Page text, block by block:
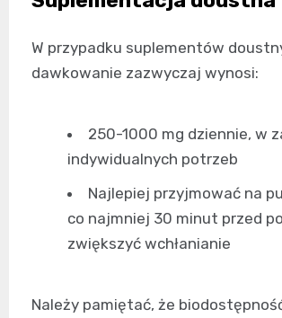
W przypadku suplementów
dawkowanie zazwyczaj wynosi:
250-1000 mg dziennie, w
indywidualnych potrzeb
Najlepiej przyjmować na
co najmniej 30 minut przed
zwiększyć wchłanianie
Należy pamiętać, że